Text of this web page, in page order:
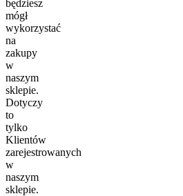
będziesz
mógł
wykorzystać
na
zakupy
w
naszym
sklepie.
Dotyczy
to
tylko
Klientów
zarejestrowanych
w
naszym
sklepie.